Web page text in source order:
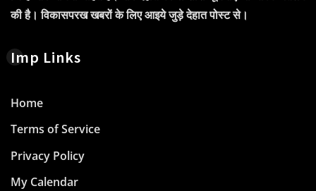
की है। विकासपरख खबरों के लिए आइये जुड़े देहात पोस्ट से।
Imp Links
Home
Terms of Service
Privacy Policy
My Calendar